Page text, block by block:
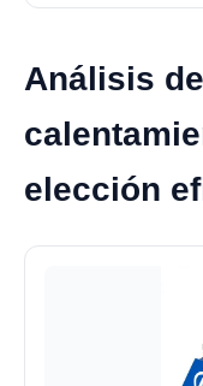
Análisis
elección